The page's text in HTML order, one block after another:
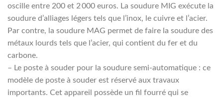
oscille entre 200 et 2 000 euros. La soudure MIG exécute la
soudure d’alliages légers tels que l’inox, le cuivre et l’acier.
Par contre, la soudure MAG permet de faire la soudure des
métaux lourds tels que l’acier, qui contient du fer et du
carbone.
– Le poste à souder pour la soudure semi-automatique : ce
modèle de poste à souder est réservé aux travaux
importants. Cet appareil possède un fil fourré qui se